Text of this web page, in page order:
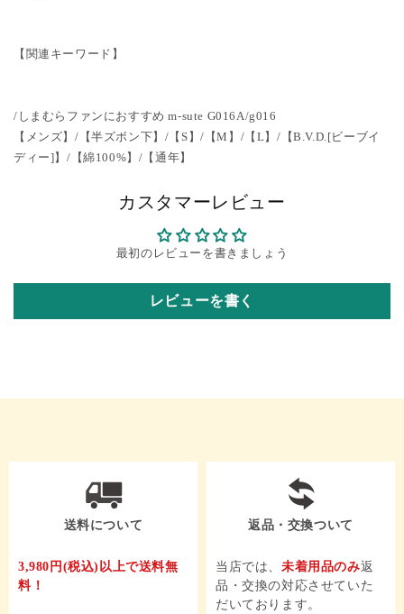
【関連キーワード】
/しまむらファンにおすすめ m-sute G016A/g016
【メンズ】/【半ズボン下】/【S】/【M】/【L】/【B.V.D.[ビーブイ
ディー]】/【綿100%】/【通年】
カスタマーレビュー
最初のレビューを書きましょう
レビューを書く
送料について
3,980円 (税込) 以上で送料無
料！
返品・交換ついて
当店では、 未着用品のみ返
品・交換の対応させていた
だいております。